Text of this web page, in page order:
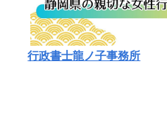
行政書士龍ノ子事務所